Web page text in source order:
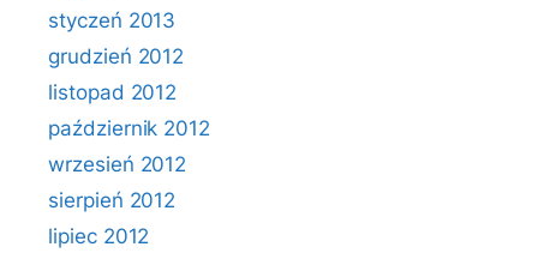
styczeń 2013
grudzień 2012
listopad 2012
październik 2012
wrzesień 2012
sierpień 2012
lipiec 2012